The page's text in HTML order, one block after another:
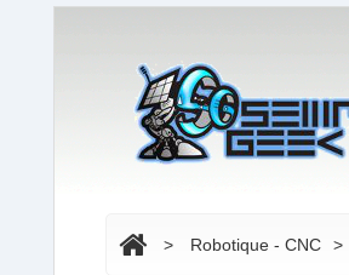
> Robotique - CNC >